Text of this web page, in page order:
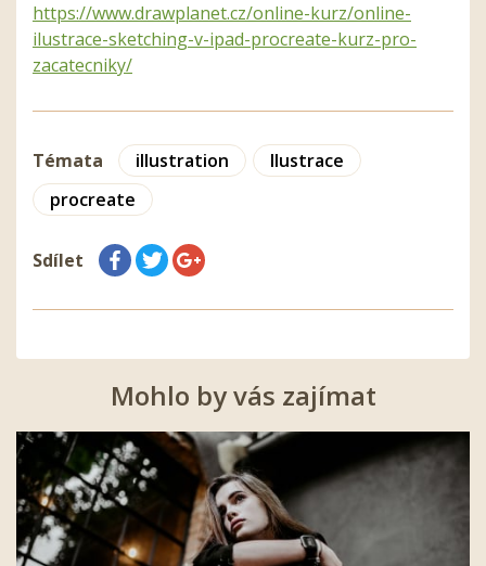
https://www.drawplanet.cz/online-kurz/online-
ilustrace-sketching-v-ipad-procreate-kurz-pro-
zacatecniky/
Témata illustration
Ilustrace
procreate
Sdílet
Mohlo by vás zajímat